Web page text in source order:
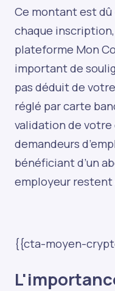
Ce montant est
chaque
plateforme Mon
important de
pas déduit de
réglé par carte
validation de
demandeurs
bénéficiant d’un
employeur restent
{{cta-moyen-